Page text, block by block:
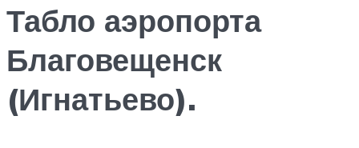
Табло аэропорта
Благовещенск
(Игнатьево).